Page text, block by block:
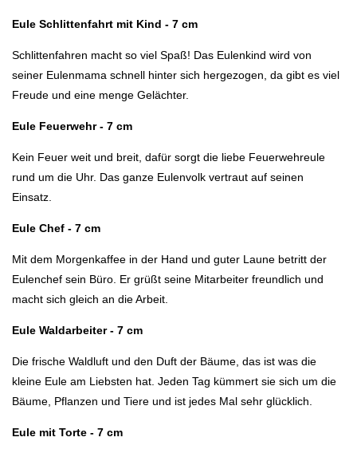
Eule Schlittenfahrt mit Kind - 7 cm
Schlittenfahren macht so viel Spaß! Das Eulenkind wird von
seiner Eulenmama schnell hinter sich hergezogen, da gibt es viel
Freude und eine menge Gelächter.
Eule Feuerwehr - 7 cm
Kein Feuer weit und breit, dafür sorgt die liebe Feuerwehreule
rund um die Uhr. Das ganze Eulenvolk vertraut auf seinen
Einsatz.
Eule Chef - 7 cm
Mit dem Morgenkaffee in der Hand und guter Laune betritt der
Eulenchef sein Büro. Er grüßt seine Mitarbeiter freundlich und
macht sich gleich an die Arbeit.
Eule Waldarbeiter - 7 cm
Die frische Waldluft und den Duft der Bäume, das ist was die
kleine Eule am Liebsten hat. Jeden Tag kümmert sie sich um die
Bäume, Pflanzen und Tiere und ist jedes Mal sehr glücklich.
Eule mit Torte - 7 cm